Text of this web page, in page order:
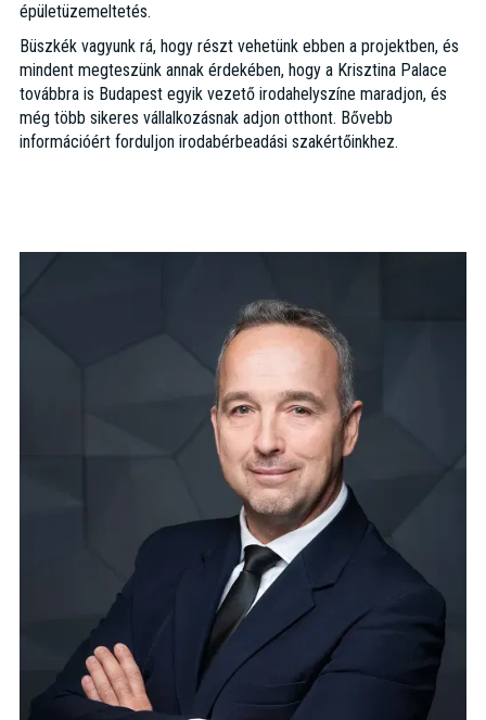
épületüzemeltetés.
Büszkék vagyunk rá, hogy részt vehetünk ebben a projektben, és
mindent megteszünk annak érdekében, hogy a Krisztina Palace
továbbra is Budapest egyik vezető irodahelyszíne maradjon, és
még több sikeres vállalkozásnak adjon otthont. Bővebb
információért forduljon irodabérbeadási szakértőinkhez.